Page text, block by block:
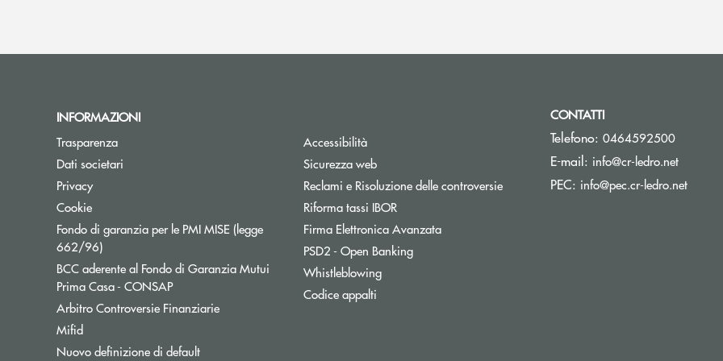
INFORMAZIONI
Trasparenza
Dati societari
Privacy
Cookie
Fondo di garanzia per le PMI MISE (legge
662/96)Apre una nuova finestra
BCC aderente al Fondo di Garanzia Mutui
Prima Casa - CONSAPApre una nuova finestra
Arbitro Controversie FinanziarieApre una nuova finestra
Mifid
Nuovo definizione di default
Accessibilità
Sicurezza web
Reclami e Risoluzione delle controversie
Riforma tassi IBORApre una nuova finestra
Firma Elettronica Avanzata
PSD2 - Open BankingApre una nuova finestra
Whistleblowing
Codice appalti
CONTATTI
Telefono: 0464592500
E-mail: info@cr-ledro.net(si apre
PEC: info@pec.cr-ledro.net(si